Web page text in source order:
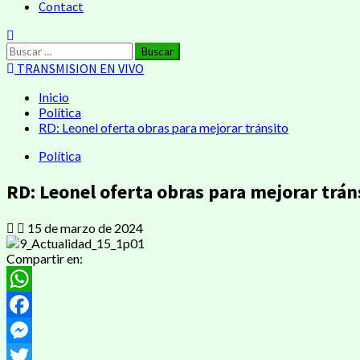
Contact
Buscar:
TRANSMISION EN VIVO
Inicio
Política
RD: Leonel oferta obras para mejorar tránsito
Política
RD: Leonel oferta obras para mejorar
15 de marzo de 2024
Compartir en:
WhatsApp
Facebook
Messenger